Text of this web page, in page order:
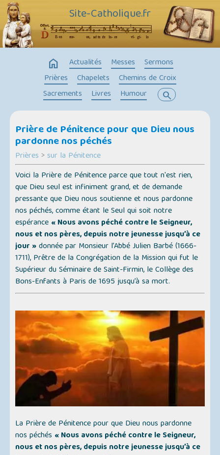
Site-Catholique.fr
home Actualités Messes
Sermons
Prières
Chapelets
Chemins de Croix
Sacrements
Livres Humour search
Prière de Pénitence pour que Dieu nous
pardonne nos péchés
Prières >sur la Pénitence
Voici la Prière de Pénitence parce que tout n'est rien,
que Dieu seul est infiniment grand, et de demande
pressante que Dieu nous soutienne et nous pardonne
nos péchés, comme étant le Seul qui soit notre
espérance « Nous avons péché contre le Seigneur,
nous et nos pères, depuis notre jeunesse jusqu’à ce
jour »donnée par Monsieur l’Abbé Julien Barbé (1666-
1711), Prêtre de la Congrégation de la Mission qui fut le
Supérieur du Séminaire de Saint-Firmin, le Collège des
Bons-Enfants à Paris de 1695 jusqu’à sa mort.
La Prière de Pénitence pour que Dieu nous pardonne
nos péchés « Nous avons péché contre le Seigneur,
nous et nos pères, depuis notre jeunesse jusqu’à ce